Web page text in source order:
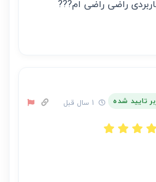
راضی راضی ام???
تایید شده